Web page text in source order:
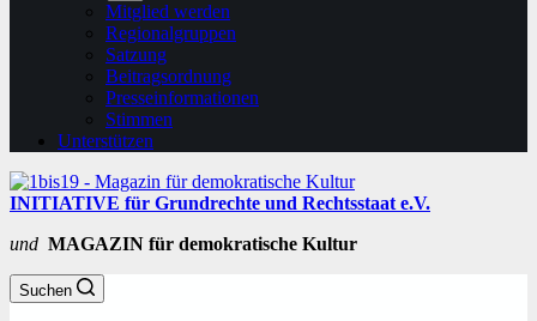
Mitglied werden
Regionalgruppen
Satzung
Beitragsordnung
Presseinformationen
Stimmen
Unterstützen
INITIATIVE für Grundrechte und Rechtsstaat e.V.
und MAGAZIN für demokratische Kultur
Suchen